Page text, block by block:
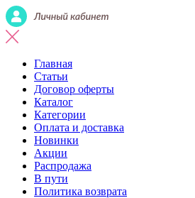
Главная
Статьи
Договор оферты
Каталог
Категории
Оплата и доставка
Новинки
Акции
Распродажа
В пути
Политика возврата